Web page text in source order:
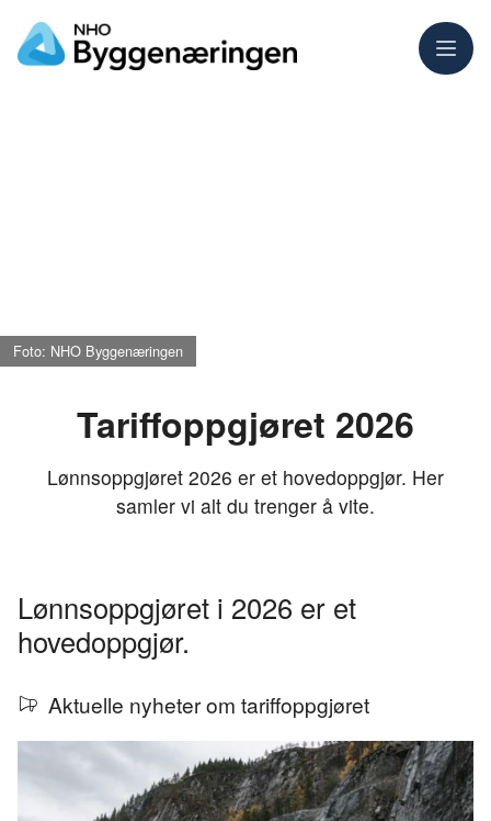
Meny
Foto: NHO Byggenæringen
Tariffoppgjøret 2026
Lønnsoppgjøret 2026 er et hovedoppgjør. Her
samler vi alt du trenger å vite.
Lønnsoppgjøret i 2026 er et
hovedoppgjør.
Aktuelle nyheter om tariffoppgjøret